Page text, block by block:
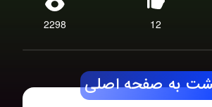
2298 12
به صفحه اصلی